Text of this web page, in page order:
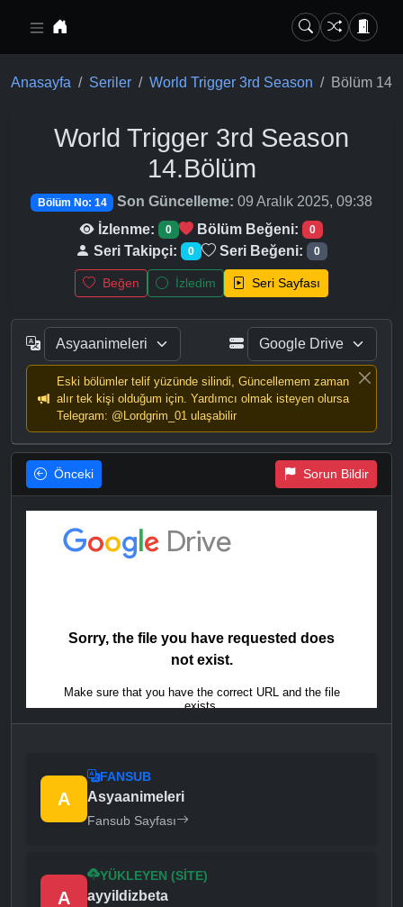
Anasayfa Seriler World Trigger 3rd Season Bölüm 14
World Trigger 3rd Season
14.Bölüm
Bölüm No: 14 Son Güncelleme: 09 Aralık 2025, 09:38
İzlenme:
0 Bölüm Beğeni: 0
Seri Takipçi: 0 Seri Beğeni: 0
Beğen İzledim Seri Sayfası
Eski bölümler telif yüzünde silindi, Güncellemem zaman
alır tek kişi olduğum için. Yardımcı olmak isteyen olursa
Telegram: @Lordgrim_01 ulaşabilir
Önceki Sorun Bildir
A
FANSUB
Asyaanimeleri
Fansub Sayfası
A
YÜKLEYEN (SITE)
ayyildizbeta